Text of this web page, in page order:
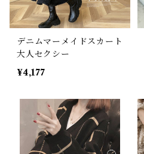
デニムマーメイドスカート
大人セクシー
¥4,177